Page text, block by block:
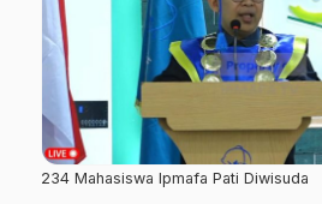
234 Mahasiswa Ipmafa Pati Diwisuda